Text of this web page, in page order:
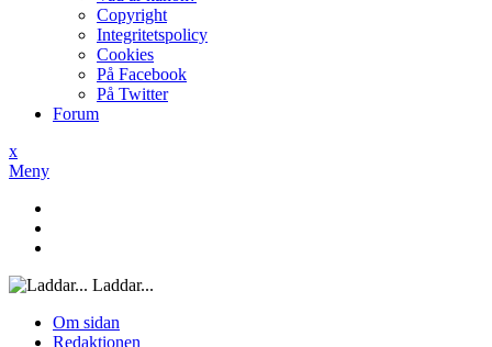
Copyright
Integritetspolicy
Cookies
På Facebook
På Twitter
Forum
x
Meny
Laddar...
Om sidan
Redaktionen